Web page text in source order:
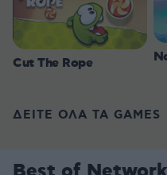
Cut The Rope
ΔΕΙΤΕ ΟΛΑ ΤΑ GAMES